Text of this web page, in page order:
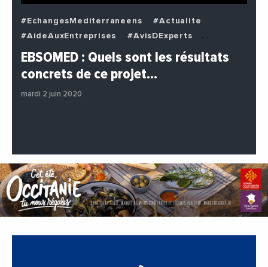
#EchangesMediterraneens
#Actualite
#AideAuxEntreprises
#AvisDExperts
#BuzzNews
#Decideurs
#Entreprises
#Institutions
EBSOMED : Quels sont les résultats
concrets de ce projet…
mardi 2 juin 2020